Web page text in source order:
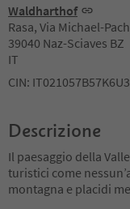
Waldharthof
Rasa, Via Michael-
39040 Naz-Sciaves BZ
IT
CIN:
Descrizione
Il paesaggio della
turistici come
montagna e placidi